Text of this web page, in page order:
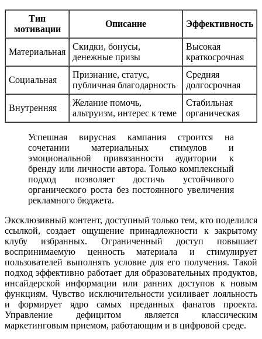
Тип
мотивации
Описание Эффективность
Материальная
Скидки, бонусы,
денежные призы
Высокая
краткосрочная
Социальная
Признание, статус,
публичная благодарность
Средняя
долгосрочная
Внутренняя
Желание помочь,
альтруизм, интерес к теме
Стабильная
органическая
Успешная вирусная кампания строится на
сочетании материальных стимулов и
эмоциональной привязанности аудитории к
бренду или личности автора. Только комплексный
подход позволяет достичь устойчивого
органического роста без постоянного увеличения
рекламного бюджета.
Эксклюзивный контент, доступный только тем, кто поделился
ссылкой, создает ощущение принадлежности к закрытому
клубу избранных. Ограниченный доступ повышает
воспринимаемую ценность материала и стимулирует
пользователей выполнять условие для его получения. Такой
подход эффективно работает для образовательных продуктов,
инсайдерской информации или ранних доступов к новым
функциям. Чувство исключительности усиливает лояльность
и формирует ядро самых преданных фанатов проекта.
Управление дефицитом является классическим
маркетинговым приемом, работающим и в цифровой среде.